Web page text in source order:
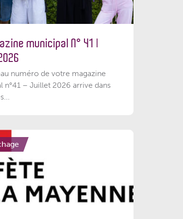
municipal N° 41 |
numéro de votre magazine
n°41 – Juillet 2026 arrive dans